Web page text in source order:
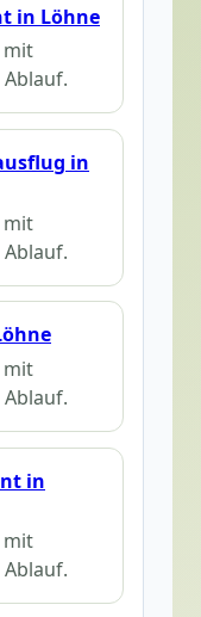
in Löhne
mit
in
mit
mit
in
mit